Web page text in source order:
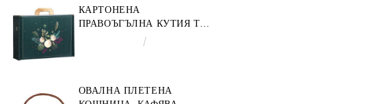
КАРТОНЕНА
ПРАВОЪГЪЛНА КУТИЯ ТИП
"КУФАРЧЕ" ENCHANTED
ОВАЛНА ПЛЕТЕНА